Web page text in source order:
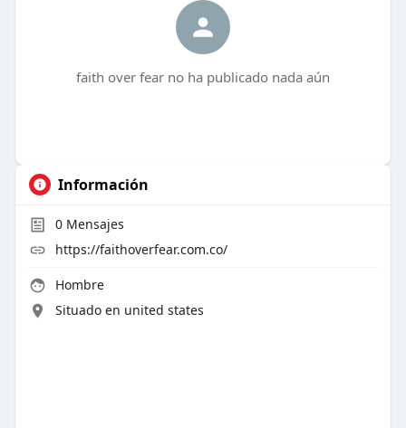
faith over fear no ha publicado nada aún
Información
0Mensajes
https://faithoverfear.com.co/
Hombre
Situado en united states